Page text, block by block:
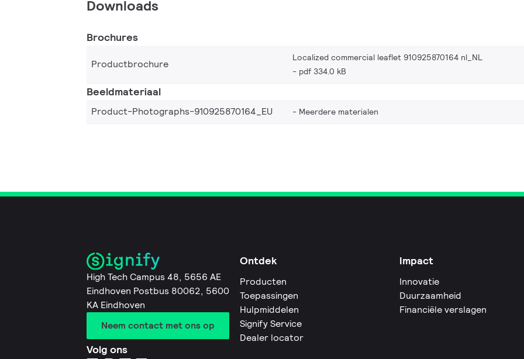
Downloads
Brochures
Productbrochure
Localized commercial leaflet 910925870164 nl_NL
pdf 334.0 kB
Beeldmateriaal
Product-Photographs-910925870164_EU Meerdere materialen
High Tech Campus 48, 5656 AE
Eindhoven Postbus 80062, 5600
KA Eindhoven
Neem contact met ons op
Volg ons
Ontdek
Producten
Toepassingen
Hulpmiddelen
Signify Service
Dealer locator
Impact
Innovatie
Duurzaamheid
Financiële verslagen